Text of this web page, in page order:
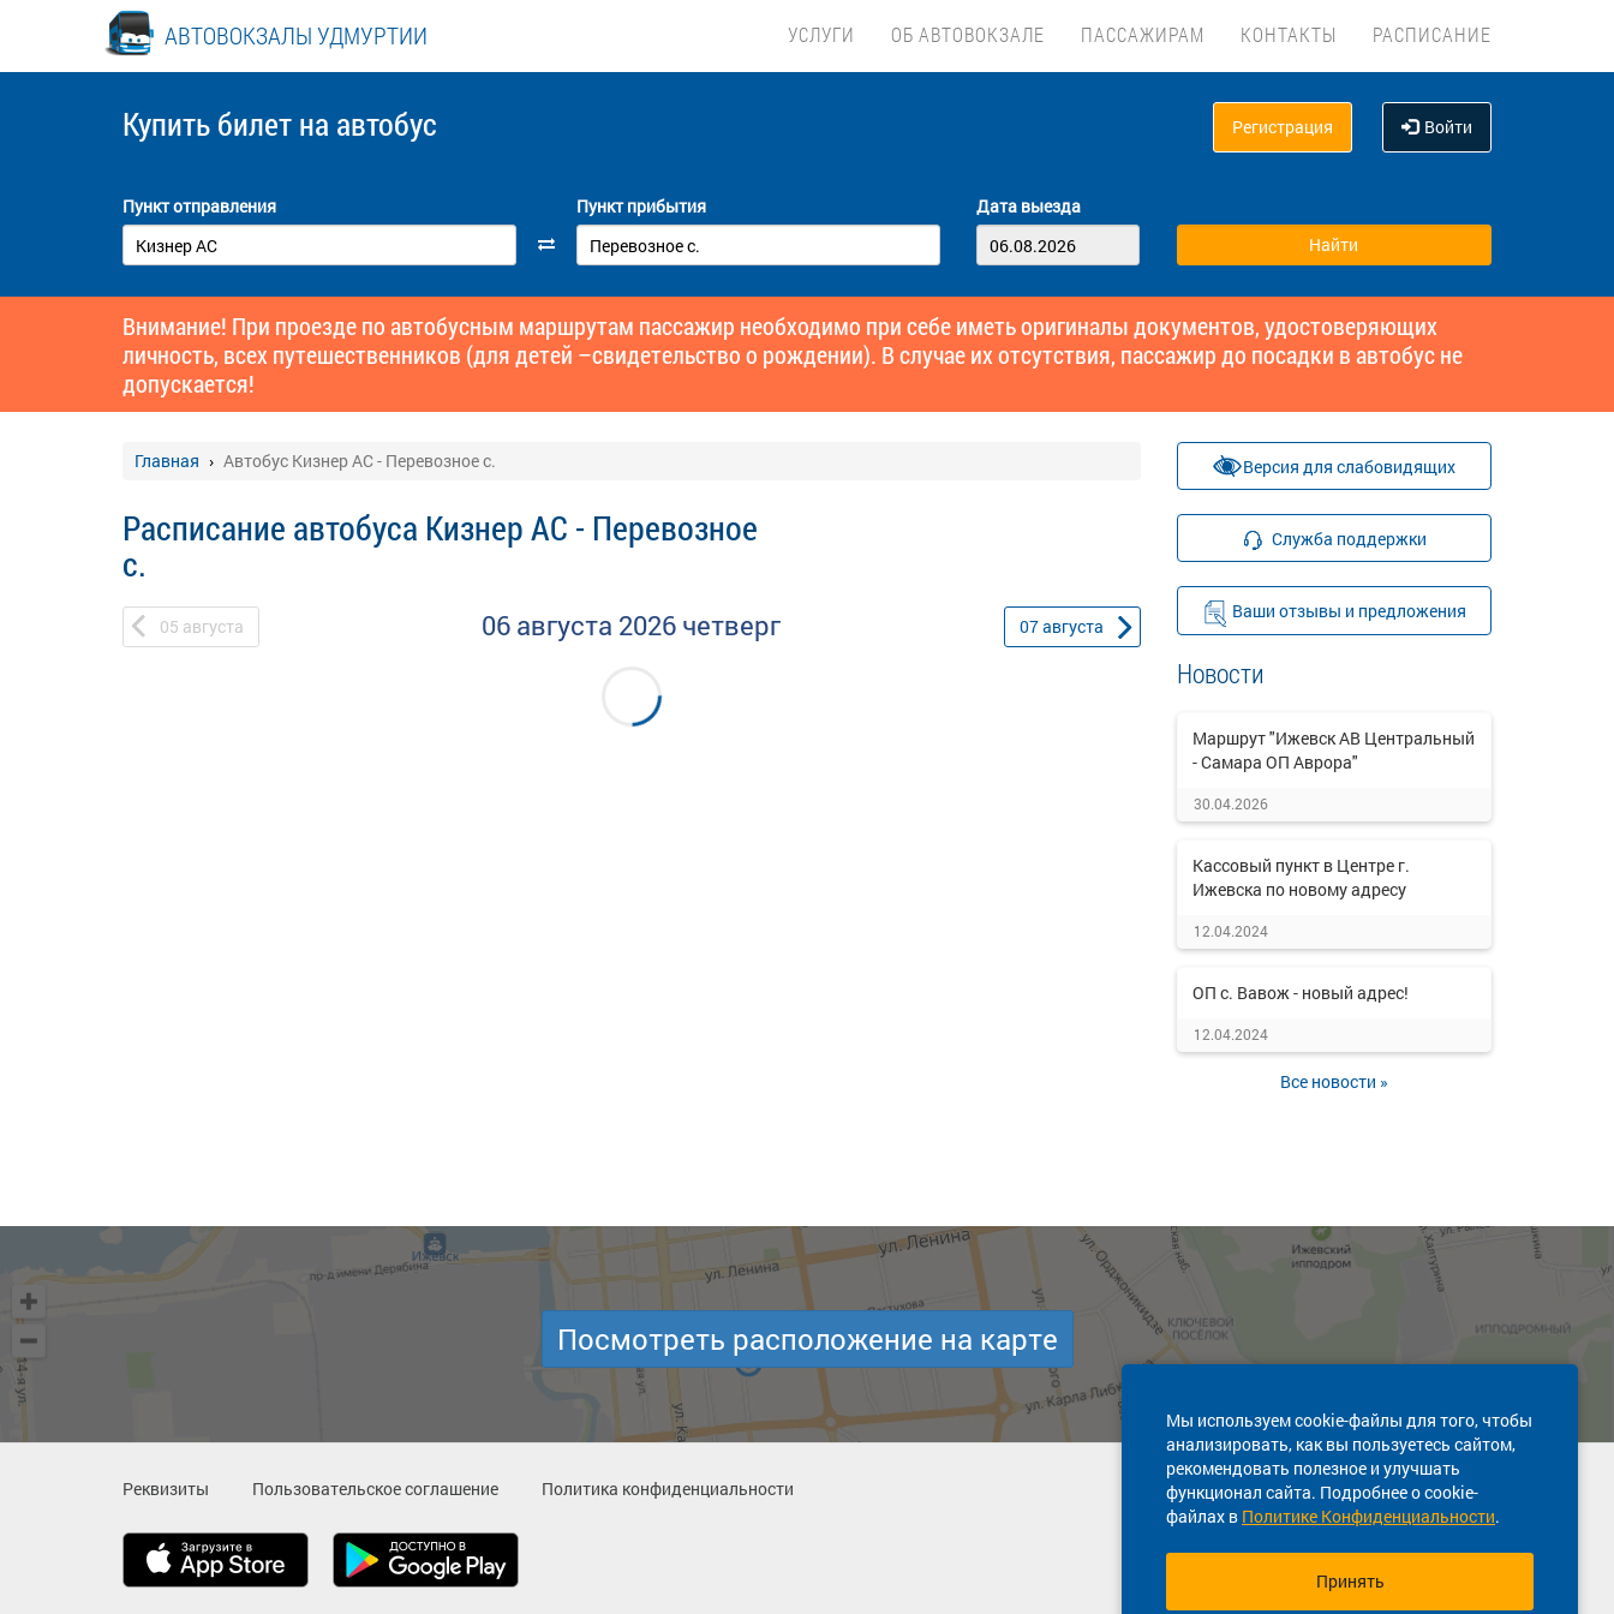
АВТОВОКЗАЛЫ УДМУРТИИ УСЛУГИ ОБ АВТОВОКЗАЛЕ ПАССАЖИРАМ КОНТАКТЫ РАСПИСАНИЕ
Купить билет на автобус Регистрация Войти
Пункт отправления Пункт прибытия Дата выезда
Внимание! При проезде по автобусным маршрутам пассажир необходимо при себе иметь оригиналы документов, удостоверяющих
личность, всех путешественников (для детей –свидетельство о рождении). В случае их отсутствия, пассажир до посадки в автобус не
допускается!
Главная Автобус Кизнер АС - Перевозное с.
Расписание автобуса Кизнер АС - Перевозное
с.
05 августа 06 августа 2026 четверг 07августа
Версия для слабовидящих
Служба поддержки
Ваши отзывы и предложения
Новости
Маршрут "Ижевск АВ Центральный
- Самара ОП Аврора"
30.04.2026
Кассовый пункт в Центре г.
Ижевска по новому адресу
12.04.2024
ОП с. Вавож - новый адрес!
12.04.2024
Все новости »
Мы используем cookie-файлы для того, чтобы
анализировать, как вы пользуетесь сайтом,
рекомендовать полезное и улучшать
функционал сайта. Подробнее о cookie-
файлах в Политике Конфиденциальности.
Принять
Посмотреть расположение на карте
Реквизиты Пользовательское соглашение Политика конфиденциальности Техническая поддержка сайта
8 800 600-03-38